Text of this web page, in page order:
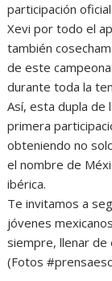
participación
Xevi por todo el
también
de este
durante toda la
Así, esta dupla de
primera
obteniendo no
el nombre de
ibérica.
Te invitamos a
jóvenes
siempre, llenar de
(Fotos